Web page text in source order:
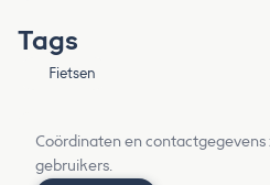
Tags
Fietsen
Coördinaten en
gebruikers.